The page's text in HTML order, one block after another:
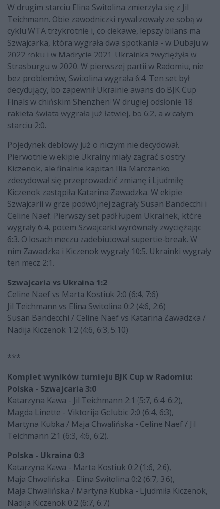
W drugim starciu Elina Switolina zmierzyła się z Jil
Teichmann. Obie zawodniczki rywalizowały ze sobą w
cyklu WTA trzykrotnie i, co ciekawe, lepszy bilans ma
Szwajcarka, która wygrała dwa spotkania - w Dubaju w
2022 roku i w Madrycie 2021. Ukrainka zwyciężyła w
Strasburgu w 2020. W pierwszej partii w Radomiu, nie
bez problemów, Switolina wygrała 6:4. Ten set był
decydujący, bo zapewnił Ukrainie awans do BJK Cup
Finals w chińskim Shenzhen! W drugiej odsłonie 18.
rakieta świata wygrała już łatwiej, bo 6:2, a w całym
starciu 2:0.
Pojedynek deblowy już o niczym nie decydował.
Pierwotnie w ekipie Ukrainy miały zagrać siostry
Kiczenok, ale finalnie kapitan Ilia Marczenko
zdecydował się przeprowadzić zmianę i Ljudmiłę
Kiczenok zastąpiła Katarina Zawadzka. W ekipie
Szwajcarii w grze podwójnej zagrały Susan Bandecchi i
Celine Naef. Pierwszy set padł łupem Ukrainek, które
wygrały 6:4, potem Szwajcarki wyrównały zwyciężając
6:3. O losach meczu zadebiutował supertie-break. W
nim Zawadzka i Kiczenok wygrały 10:5. Ukrainki wygrały
ten mecz 2:1.
Szwajcaria vs Ukraina 1:2
Celine Naef vs Marta Kostiuk 2:0 (6:4, 7:6)
Jil Teichmann vs Elina Switolina 0:2 (4:6, 2:6)
Susan Bandecchi / Celine Naef vs Katarina Zawadzka /
Nadija Kiczenok 1:2 (4:6, 6:3, 5:10)
***
Komplet wyników turnieju BJK Cup w Radomiu:
Polska - Szwajcaria 3:0
Katarzyna Kawa - Jil Teichmann 2:1 (5:7, 6:4, 6:2),
Magda Linette - Viktorija Golubic 2:0 (6:4, 6:3),
Martyna Kubka / Maja Chwalińska - Celine Naef / Jil
Teichmann 2:1 (6:3, 4:6, 6:2).
Polska - Ukraina 0:3
Katarzyna Kawa - Marta Kostiuk 0:2 (1:6, 2:6),
Maja Chwalińska - Elina Switolina 0:2 (6:7, 3:6),
Maja Chwalińska / Martyna Kubka - Ljudmiła Kiczenok,
Nadija Kiczenok 0:2 (6:7, 6:7).